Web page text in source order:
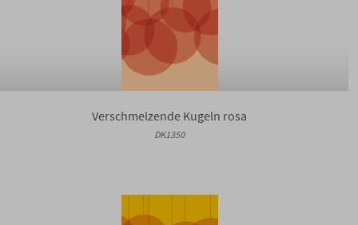
Verschmelzende Kugeln rosa
DK1350